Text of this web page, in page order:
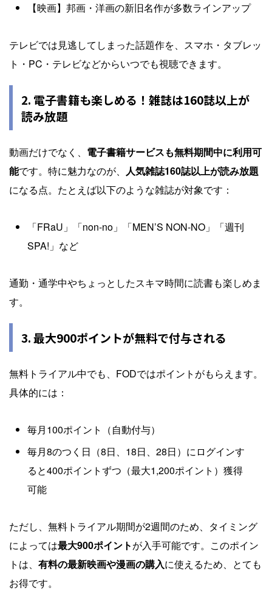
【映画】邦画・洋画の新旧名作が多数ラインアップ
テレビでは見逃してしまった話題作を、スマホ・タブレッ
ト・PC・テレビなどからいつでも視聴できます。
2. 電子書籍も楽しめる！雑誌は160誌以上が
読み放題
動画だけでなく、 電子書籍サービスも無料期間中に利用可
能です。特に魅力なのが、 人気雑誌160誌以上が読み放題
になる点。たとえば以下のような雑誌が対象です：
「FRaU」「non-no」「MEN’S NON-NO」「週刊
SPA!」など
通勤・通学中やちょっとしたスキマ時間に読書も楽しめま
す。
3. 最大900ポイントが無料で付与される
無料トライアル中でも、FODではポイントがもらえます。
具体的には：
毎月100ポイント（自動付与）
毎月8のつく日（8日、18日、28日）にログインす
ると400ポイントずつ（最大1,200ポイント）獲得
可能
ただし、無料トライアル期間が2週間のため、タイミング
によっては最大900ポイントが入手可能です。このポイン
トは、 有料の最新映画や漫画の購入に使えるため、とても
お得です。